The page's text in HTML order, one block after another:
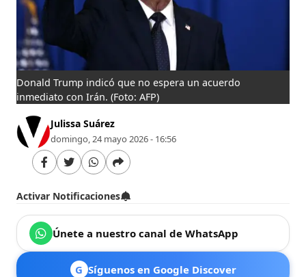
Donald Trump indicó que no espera un acuerdo
inmediato con Irán.(Foto: AFP)
Julissa Suárez
domingo, 24 mayo 2026 - 16:56
Activar Notificaciones
Únete a nuestro canal de WhatsApp
G Síguenos en Google Discover